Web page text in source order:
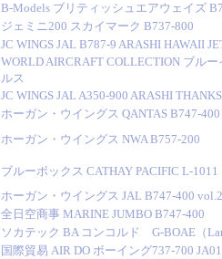
B-Models ブリティッシュエアウェイズ
ジェミニ200 スカイマーク B737-800
JC WINGS JAL B787-9 ARASHI HAWAII
WORLD AIRCRAFT COLLECTION ブルー
ルス
JC WINGS JAL A350-900 ARASHI
ホーガン・ウイングス QANTAS B747-400
ホーガン・ウイングス NWA B757-200
ブルーボックス CATHAY PACIFIC L-1011
ホーガン・ウイングス JAL B747-400 vol.2
全日空商事 MARINE JUMBO B747-400
ソカテック BA コンコルド G-BOAE（
国際貿易 AIR DO ボーイング737-700